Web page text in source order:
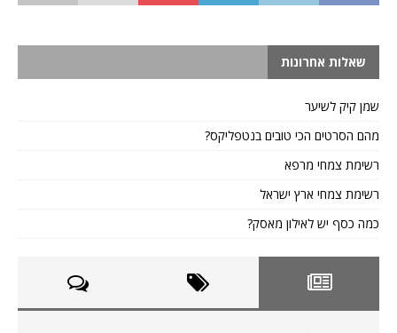
שאלות אחרונות
שמן קיק לשיער
מהם הסרטים הכי טובים בנטפליקס?
רשימת צמחי מרפא
רשימת צמחי ארץ ישראל
כמה כסף יש לאילון מאסק?